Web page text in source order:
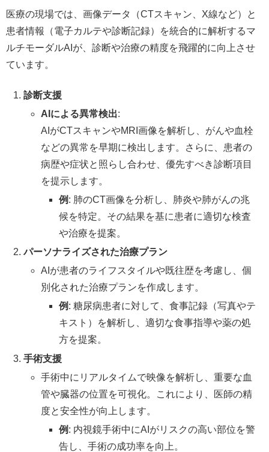
医療の現場では、画像データ（CTスキャン、X線など）と
患者情報（電子カルテや診断記録）を統合的に解析するマ
ルチモーダルAIが、診断や治療の精度を飛躍的に向上させ
ています。
診断支援
AIによる異常検出:
AIがCTスキャンやMRI画像を解析し、がんや血栓
などの異常を早期に検出します。さらに、患者の
病歴や症状と照らし合わせ、優先すべき診断項目
を提示します。
例 : 肺のCT画像を分析し、肺炎や肺がんの兆
候を特定。その結果を基に患者に適切な検査
や治療を提案。
パーソナライズされた治療プラン
AIが患者のライフスタイルや既往歴を考慮し、個
別化された治療プランを作成します。
例 : 糖尿病患者に対して、食事記録（写真やテ
キスト）を解析し、適切な食事指導や薬の処
方を提案。
手術支援
手術中にリアルタイムで映像を解析し、重要な血
管や臓器の位置を可視化。これにより、医師の精
度と安全性が向上します。
例 : 内視鏡手術中にAIがリスクの高い部位を警
告し、手術の成功率を向上。